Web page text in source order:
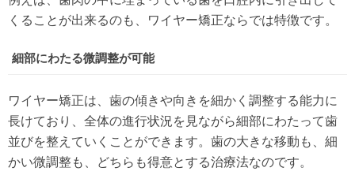
くることが出来るのも、ワイヤー矯正ならでは特徴です。
細部にわたる微調整が可能
ワイヤー矯正は、歯の傾きや向きを細かく調整する能力に
長けており、全体の進行状況を見ながら細部にわたって歯
並びを整えていくことができます。歯の大きな移動も、細
かい微調整も、どちらも得意とする治療法なのです。